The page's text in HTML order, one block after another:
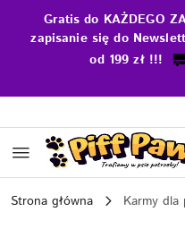
Przejdź do treści
Przejdź do
Przejdź do moje
Przejdź do menu
Przejdź do opisu
Przejdź do stopki
Gratis do KAŻDEGO
zapisanie się do
od 199 zł !!!
Strona główna Karmy dla